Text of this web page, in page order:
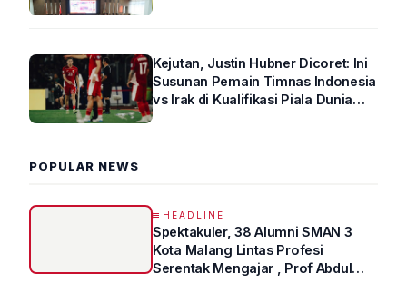
Kejutan, Justin Hubner Dicoret: Ini
Susunan Pemain Timnas Indonesia
vs Irak di Kualifikasi Piala Dunia
POPULAR NEWS
HEADLINE
Spektakuler, 38 Alumni SMAN 3
Kota Malang Lintas Profesi
Serentak Mengajar , Prof Abdul